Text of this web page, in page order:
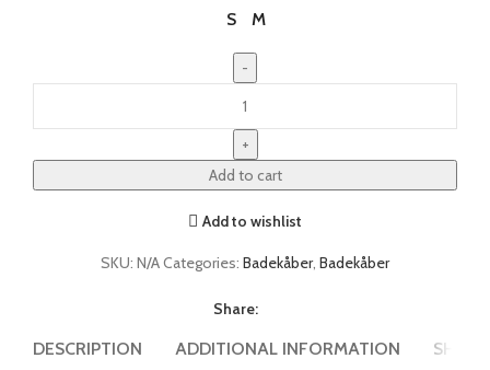
S
M
Add to cart
Add to wishlist
SKU: N/ACategories: Badekåber, Badekåber
Share:
DESCRIPTION ADDITIONAL INFORMATION